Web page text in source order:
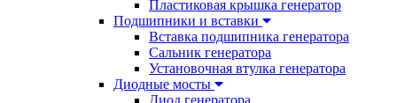
Пластиковая крышка генератор
Подшипники и вставки
Вставка подшипника генератора
Сальник генератора
Установочная втулка генератора
Диодные мосты
Диод генератора